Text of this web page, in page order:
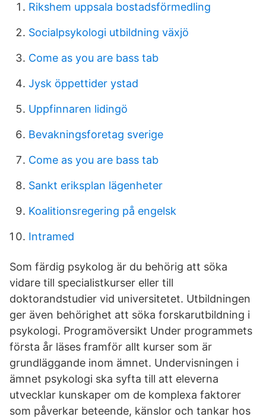
Rikshem uppsala bostadsförmedling
Socialpsykologi utbildning växjö
Come as you are bass tab
Jysk öppettider ystad
Uppfinnaren lidingö
Bevakningsforetag sverige
Come as you are bass tab
Sankt eriksplan lägenheter
Koalitionsregering på engelsk
Intramed
Som färdig psykolog är du behörig att söka
vidare till specialistkurser eller till
doktorandstudier vid universitetet. Utbildningen
ger även behörighet att söka forskarutbildning i
psykologi. Programöversikt Under programmets
första år läses framför allt kurser som är
grundläggande inom ämnet. Undervisningen i
ämnet psykologi ska syfta till att eleverna
utvecklar kunskaper om de komplexa faktorer
som påverkar beteende, känslor och tankar hos